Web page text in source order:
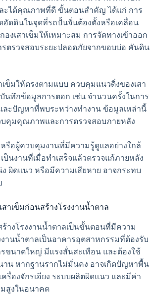
ะได้คุณภาพที่ดี ขั้นตอนสำคัญ ได้แก่ การ
อัดดินในจุดที่รถปั้นจั่นต้องตั้งหรือเคลื่อน
งเสาเข็มให้เหมาะสม การจัดทางเข้าออก
ตรวจสอบระยะปลอดภัยจากขอบบ่อ คันดิน
เข็มให้ตรงตามแบบ ควบคุมแนวดิ่งของเสา
นทึกข้อมูลการตอก เช่น จำนวนครั้งในการ
ละปัญหาที่พบระหว่างทำงาน ข้อมูลเหล่านี้
คุมคุณภาพและการตรวจสอบภายหลัง
รือผู้ควบคุมงานที่มีความรู้ดูแลอย่างใกล้
เป็นงานที่เมื่อทำเสร็จแล้วตรวจแก้ภายหลัง
ผิดแนว หรือมีความเสียหาย อาจกระทบ
าเข็มก่อนสร้างโรงงานน้ำตาล
ร้างโรงงานน้ำตาลเป็นขั้นตอนที่มีความ
านน้ำตาลเป็นอาคารอุตสาหกรรมที่ต้องรับ
ขนาดใหญ่ มีแรงสั่นสะเทือน และต้องใช้
นาน หากฐานรากไม่มั่นคง อาจเกิดปัญหาพื้น
รื่องจักรเอียง ระบบผลิตผิดแนว และมีค่า
สูงในอนาคต